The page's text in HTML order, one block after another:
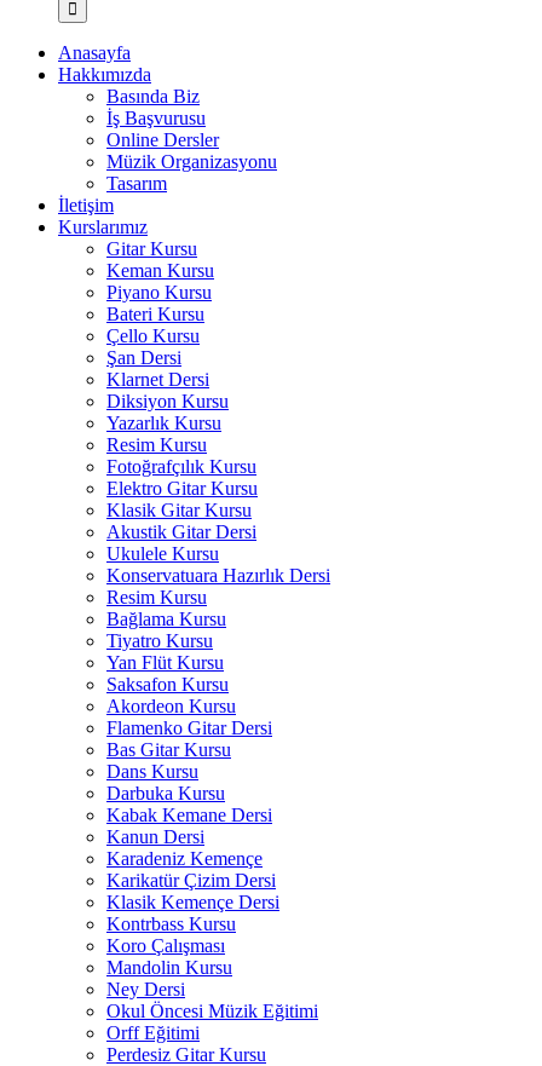
Anasayfa
Hakkımızda
Basında Biz
İş Başvurusu
Online Dersler
Müzik Organizasyonu
Tasarım
İletişim
Kurslarımız
Gitar Kursu
Keman Kursu
Piyano Kursu
Bateri Kursu
Çello Kursu
Şan Dersi
Klarnet Dersi
Diksiyon Kursu
Yazarlık Kursu
Resim Kursu
Fotoğrafçılık Kursu
Elektro Gitar Kursu
Klasik Gitar Kursu
Akustik Gitar Dersi
Ukulele Kursu
Konservatuara Hazırlık Dersi
Resim Kursu
Bağlama Kursu
Tiyatro Kursu
Yan Flüt Kursu
Saksafon Kursu
Akordeon Kursu
Flamenko Gitar Dersi
Bas Gitar Kursu
Dans Kursu
Darbuka Kursu
Kabak Kemane Dersi
Kanun Dersi
Karadeniz Kemençe
Karikatür Çizim Dersi
Klasik Kemençe Dersi
Kontrbass Kursu
Koro Çalışması
Mandolin Kursu
Ney Dersi
Okul Öncesi Müzik Eğitimi
Orff Eğitimi
Perdesiz Gitar Kursu